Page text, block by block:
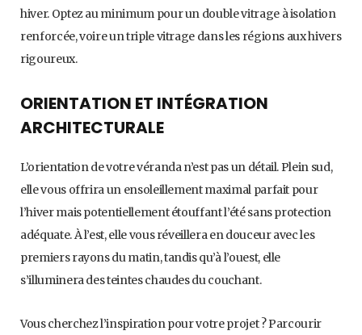
hiver. Optez au minimum pour un double vitrage à isolation
renforcée, voire un triple vitrage dans les régions aux hivers
rigoureux.
ORIENTATION ET INTÉGRATION
ARCHITECTURALE
L’orientation de votre véranda n’est pas un détail. Plein sud,
elle vous offrira un ensoleillement maximal parfait pour
l’hiver mais potentiellement étouffant l’été sans protection
adéquate. À l’est, elle vous réveillera en douceur avec les
premiers rayons du matin, tandis qu’à l’ouest, elle
s’illuminera des teintes chaudes du couchant.
Vous cherchez l’inspiration pour votre projet ? Parcourir